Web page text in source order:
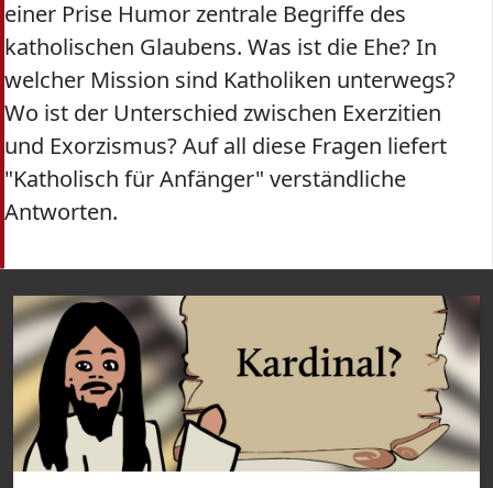
einer Prise Humor zentrale Begriffe des
katholischen Glaubens. Was ist die Ehe? In
welcher Mission sind Katholiken unterwegs?
Wo ist der Unterschied zwischen Exerzitien
und Exorzismus? Auf all diese Fragen liefert
"Katholisch für Anfänger" verständliche
Antworten.